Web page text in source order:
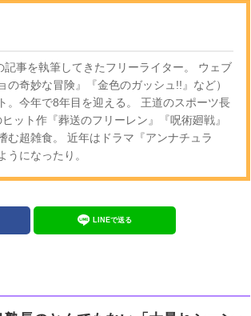
事を執筆してきたフリーライター。 ウェブ
奇妙な冒険』『金色のガッシュ!!』など）
。今年で8年目を迎える。 王道のスポーツ長
ット作『葬送のフリーレン』『呪術廻戦』
む超雑食。 近年はドラマ『アンナチュラ
になったり。
LINEで送る